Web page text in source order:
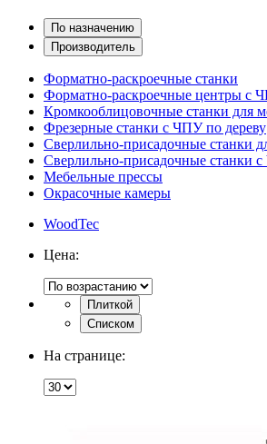
По назначению
Производитель
Форматно-раскроечные станки
Форматно-раскроечные центры с
Кромкооблицовочные cтанки для
Фрезерные станки с ЧПУ по дереву
Сверлильно-присадочные станки
Сверлильно-присадочные станки
Мебельные прессы
Окрасочные камеры
WoodTec
Цена:
Плиткой
Списком
На странице: